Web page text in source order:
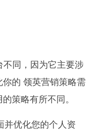
同，因为它主要涉
的 领英营销策略需
策略有所不同。
并优化您的个人资